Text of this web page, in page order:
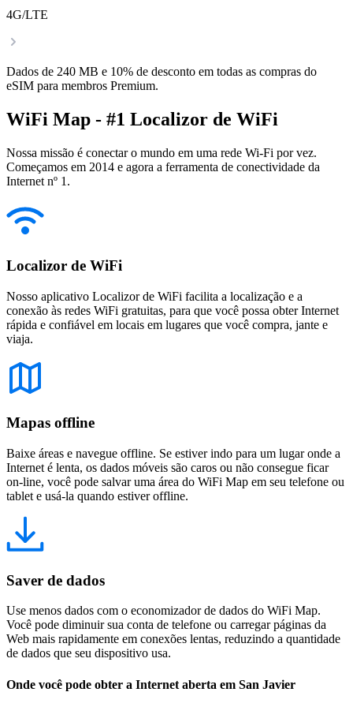
4G/LTE
Dados de 240 MB e 10% de desconto em todas as compras do
eSIM para membros Premium.
WiFi Map - #1 Localizor de WiFi
Nossa missão é conectar o mundo em uma rede Wi-Fi por vez.
Começamos em 2014 e agora a ferramenta de conectividade da
Internet nº 1.
Localizor de WiFi
Nosso aplicativo Localizor de WiFi facilita a localização e a
conexão às redes WiFi gratuitas, para que você possa obter Internet
rápida e confiável em locais em lugares que você compra, jante e
viaja.
Mapas offline
Baixe áreas e navegue offline. Se estiver indo para um lugar onde a
Internet é lenta, os dados móveis são caros ou não consegue ficar
on-line, você pode salvar uma área do WiFi Map em seu telefone ou
tablet e usá-la quando estiver offline.
Saver de dados
Use menos dados com o economizador de dados do WiFi Map.
Você pode diminuir sua conta de telefone ou carregar páginas da
Web mais rapidamente em conexões lentas, reduzindo a quantidade
de dados que seu dispositivo usa.
Onde você pode obter a Internet aberta em San Javier